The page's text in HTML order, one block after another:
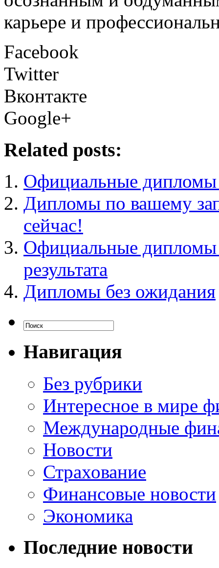
карьере и
Facebook
Twitter
Вконтакте
Google+
Related posts:
Официальные дипломы
Дипломы по вашему
сейчас!
Официальные дипломы
результата
Дипломы без ожидания
Навигация
Без рубрики
Интересное в мире
Международные
Новости
Страхование
Финансовые новости
Экономика
Последние новости